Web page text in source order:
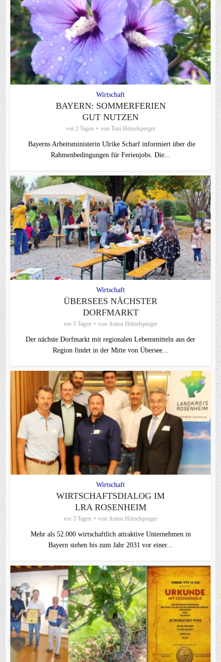
Wirtschaft
BAYERN: SOMMERFERIEN
GUT NUTZEN
vor 2 Tagen von Toni Hötzelsperger
Bayerns Arbeitsministerin Ulrike Scharf informiert über die
Rahmenbedingungen für Ferienjobs. Die...
Wirtschaft
ÜBERSEES NÄCHSTER
DORFMARKT
vor 3 Tagen von Anton Hötzelsperger
Der nächste Dorfmarkt mit regionalen Lebensmitteln aus der
Region findet in der Mitte von Übersee...
Wirtschaft
WIRTSCHAFTSDIALOG IM
LRA ROSENHEIM
vor 3 Tagen von Anton Hötzelsperger
Mehr als 52.000 wirtschaftlich attraktive Unternehmen in
Bayern stehen bis zum Jahr 2031 vor einer...